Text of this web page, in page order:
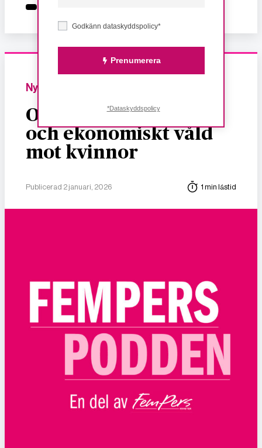
Nyheter
Om dödligt, sexuellt
och ekonomiskt våld
mot kvinnor
Publicerad 2 januari, 2026 1 min lästid
Godkänn dataskyddspolicy*
Prenumerera
*Dataskyddspolicy